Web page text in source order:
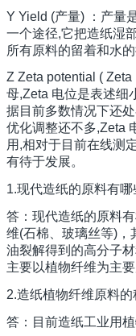
Y Yield (产量) ：产量
一个途径,它把造纸湿
所有原料的留着和水的
Z Zeta potential (
母,Zeta 电位是表述细
据目前多数情况下还
优化调整还不多,Zeta
用,相对于目前在线测
有待于发展。
1.现代造纸的原料有哪
答：现代造纸的原料
维(石棉、玻璃丝等)，
油裂解得到的高分子
主要以植物纤维为主
2.造纸植物纤维原料
答：目前造纸工业用